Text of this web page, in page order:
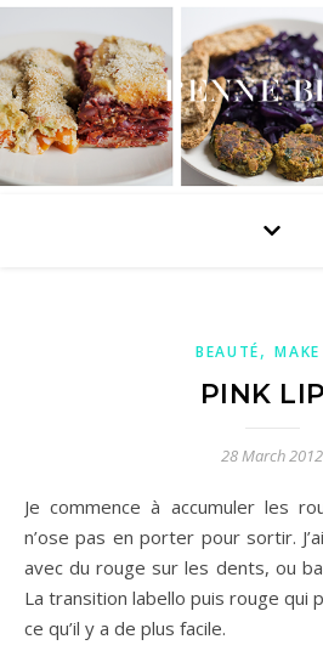
BEAUTÉ,MAKE
PINK
28 March 2012
Je commence à accumuler les rouges à lèvres, mais je
n’ose pas en porter pour sortir.
avec du rouge sur les dents, ou
La transition labello puis rouge qui
ce qu’il y a de plus facile.